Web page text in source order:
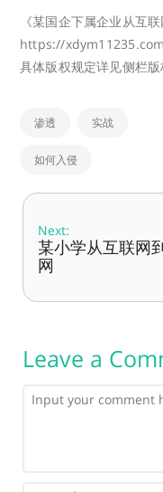
《某国企下属企业从互
https://
具体版权规定详见侧栏
渗透 实战
如何入侵
Next:
某小学从互联网
网
Leave a